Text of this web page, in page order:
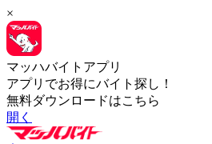
×
マッハバイトアプリ
アプリでお得にバイト探し！
無料ダウンロードはこちら
開く